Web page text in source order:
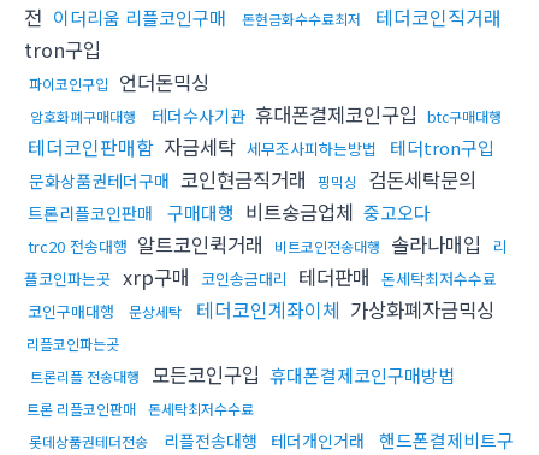
전 이더리움 리플코인구매 돈현금화수수료최저
테더코인직거래
tron구입
파이코인구입 언더돈믹싱
암호화폐구매대행 테더수사기관 휴대폰결제코인구입 btc구매대행
테더코인판매함 자금세탁 세무조사피하는방법 테더tron구입
문화상품권테더구매 코인현금직거래 핑믹싱 검돈세탁문의
트론리플코인판매 구매대행 비트송금업체 중고오다
trc20 전송대행 알트코인퀵거래 비트코인전송대행 솔라나매입
리
플코인파는곳 xrp구매 코인송금대리 테더판매 돈세탁최저수수료
코인구매대행
문상세탁 테더코인계좌이체 가상화폐자금믹싱
리플코인파는곳
트론리플 전송대행
모든코인구입 휴대폰결제코인구매방법
트론 리플코인판매 돈세탁최저수수료
롯데상품권테더전송
리플전송대행 테더개인거래
핸드폰결제비트구